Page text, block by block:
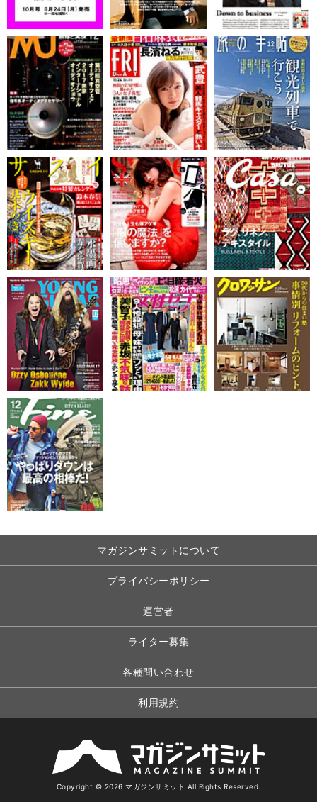
マガジンサミットについて
プライバシーポリシー
運営者
ライター募集
各種問い合わせ
利用規約
Copyright © 2026 マガジンサミット All Rights Reserved.